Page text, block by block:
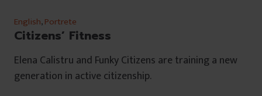
English,Portrete
Citizens’ Fitness
Elena Calistru and Funky Citizens are training a new
generation in active citizenship.